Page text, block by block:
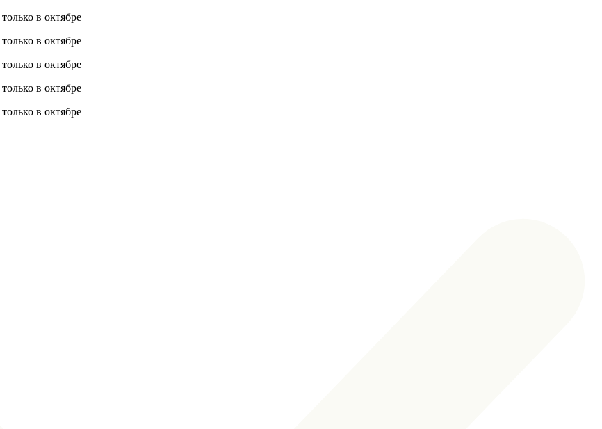
только в октябре
только в октябре
только в октябре
только в октябре
только в октябре